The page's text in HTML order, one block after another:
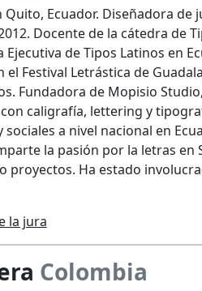
Ecuador. Diseñadora de
Docente de la cátedra de
de Tipos Latinos en
el Festival Letrástica de
Fundadora de Mopisio
caligrafía, lettering y
a nivel nacional en
la pasión por la letras en
proyectos. Ha estado
la jura
Colombia